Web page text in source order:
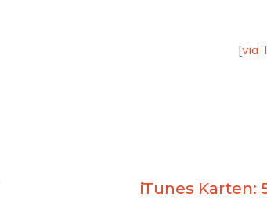
[via
iTunes Karten: